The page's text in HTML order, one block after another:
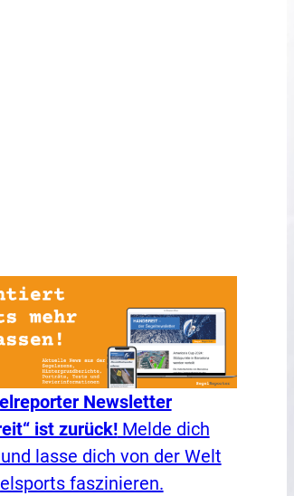
Newsletter
ist zurück!Melde dich
lasse dich von der Welt
faszinieren.